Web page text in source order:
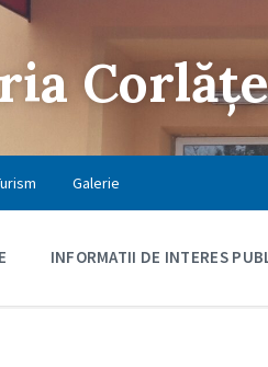
Galerie
INFORMATII DE INTERES